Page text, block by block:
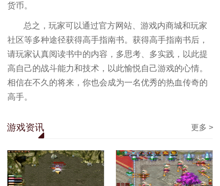
货币。
总之，玩家可以通过官方网站、游戏内商城和玩家
社区等多种途径获得高手指南书。获得高手指南书后，
请玩家认真阅读书中的内容，多思考、多实践，以此提
高自己的战斗能力和技术，以此愉悦自己游戏的心情。
相信在不久的将来，你也会成为一名优秀的热血传奇的
高手。
游戏资讯 更多 >